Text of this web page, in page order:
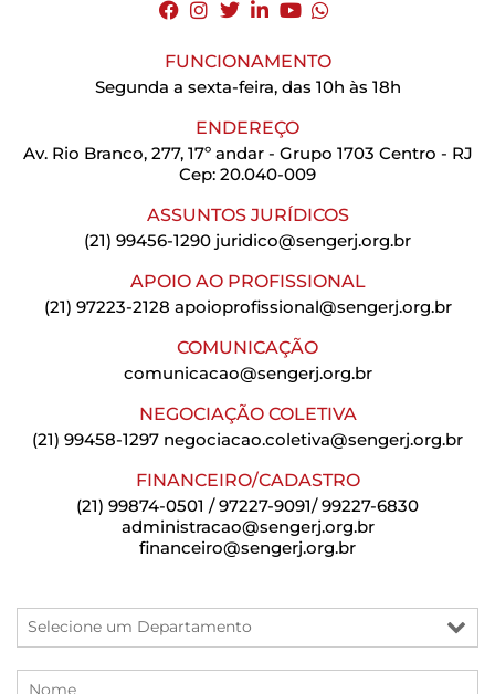
FUNCIONAMENTO
Segunda a sexta-feira, das 10h às 18h
ENDEREÇO
Av. Rio Branco, 277, 17º andar - Grupo 1703 Centro - RJ
Cep: 20.040-009
ASSUNTOS JURÍDICOS
(21) 99456-1290 juridico@sengerj.org.br
APOIO AO PROFISSIONAL
(21) 97223-2128 apoioprofissional@sengerj.org.br
COMUNICAÇÃO
comunicacao@sengerj.org.br
NEGOCIAÇÃO COLETIVA
(21) 99458-1297 negociacao.coletiva@sengerj.org.br
FINANCEIRO/CADASTRO
(21) 99874-0501 / 97227-9091/ 99227-6830
administracao@sengerj.org.br
financeiro@sengerj.org.br